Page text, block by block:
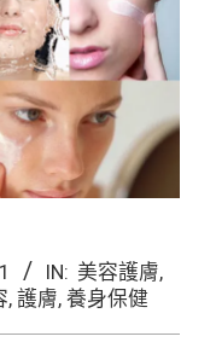
IN: 美容護膚,
, 護膚, 養身保健